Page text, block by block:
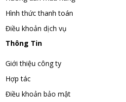
Hình thức thanh toán
Điều khoản dịch vụ
Thông Tin
Giới thiệu công ty
Hợp tác
Điều khoản bảo mật